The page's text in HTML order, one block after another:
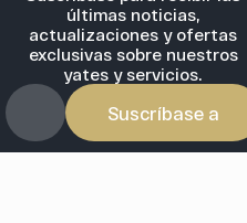
últimas noticias,
actualizaciones y ofertas
exclusivas sobre nuestros
yates y servicios.